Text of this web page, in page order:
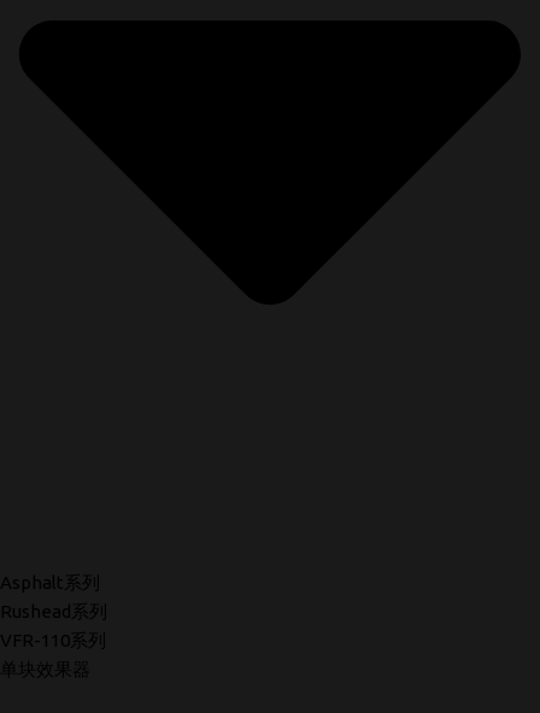
Asphalt系列
Rushead系列
VFR-110系列
单块效果器